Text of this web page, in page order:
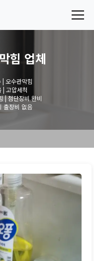
힘 업체
오수관막힘
| 고압세척
| 첨단장비 완비
출장비 없음